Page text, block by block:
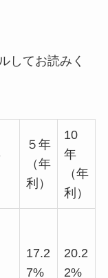
してお読みく
５年
（年
利）
10
年
（年
利）
17.2
7%
20.2
2%